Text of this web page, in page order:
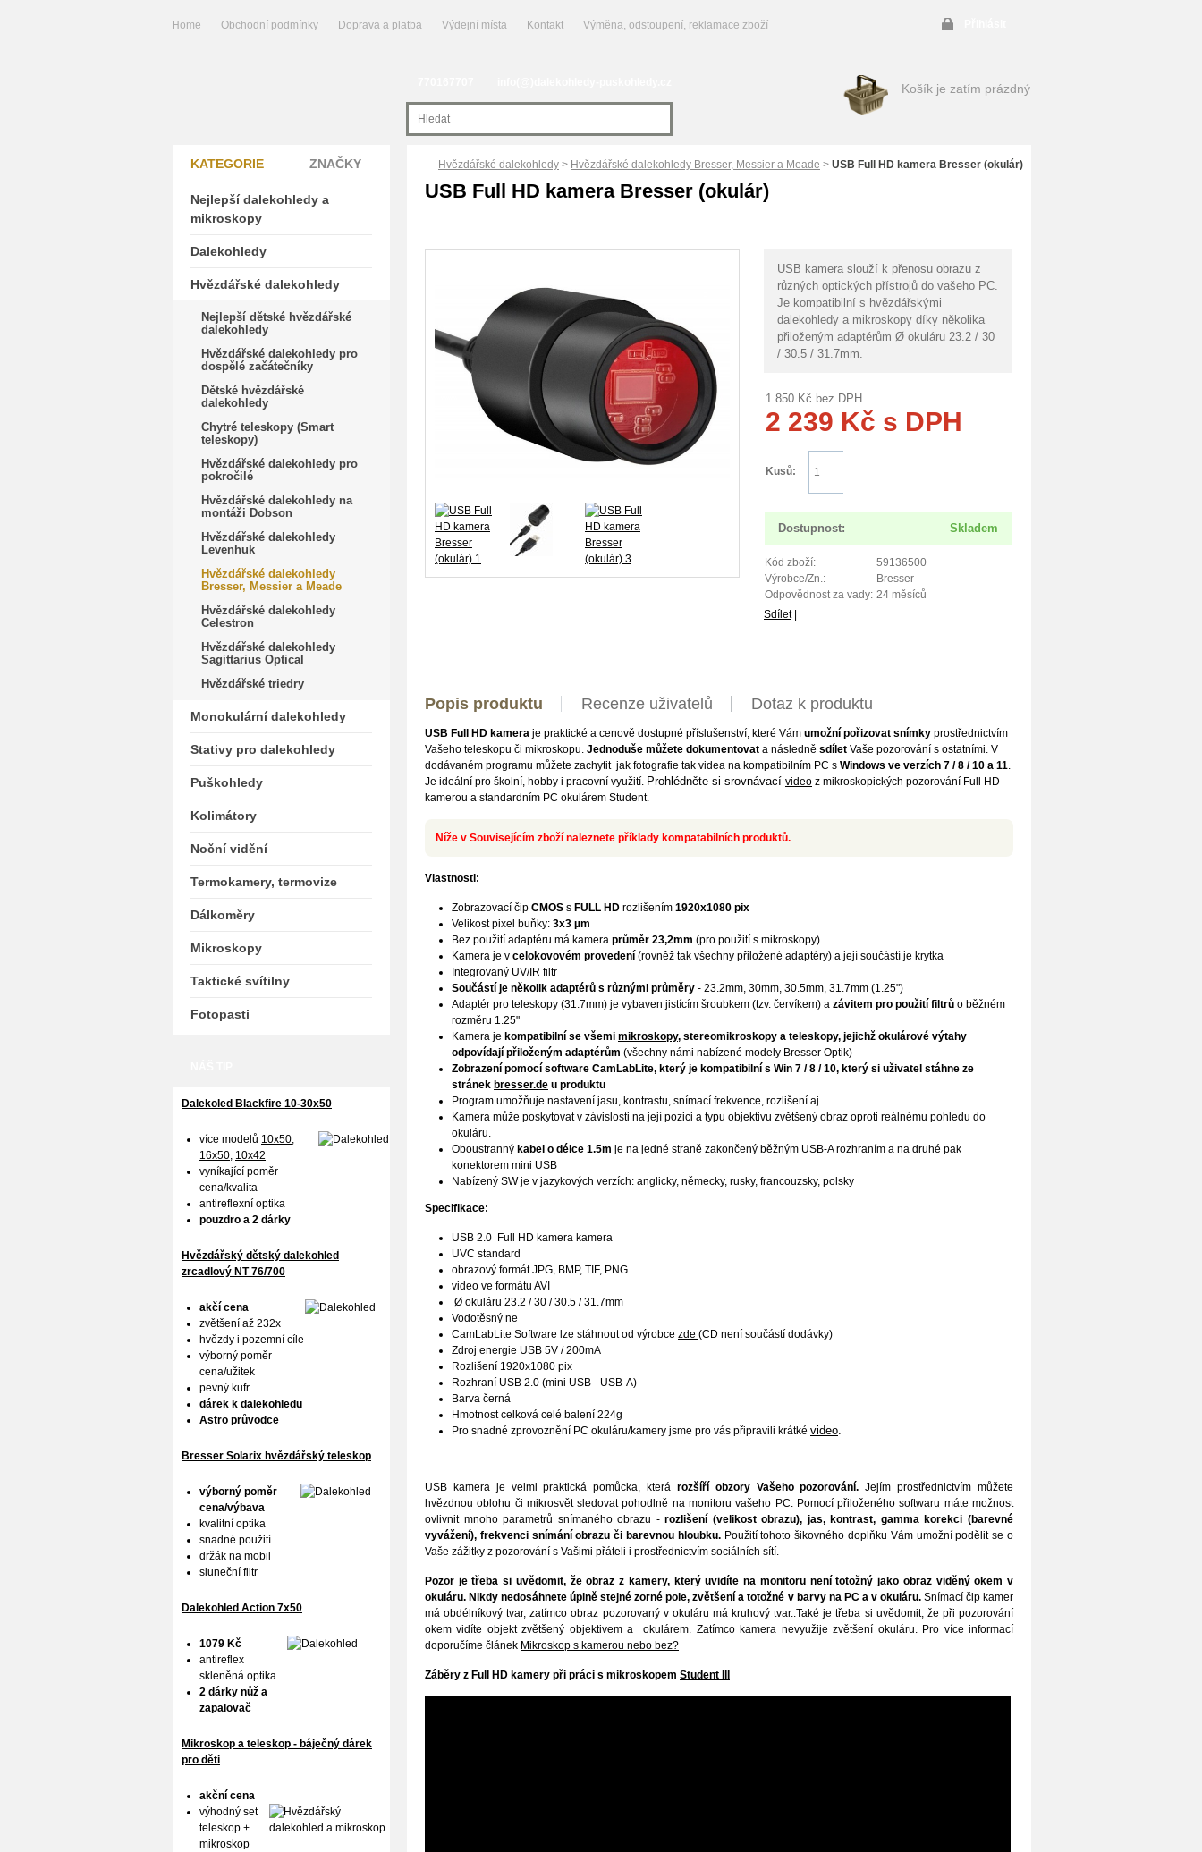
Home Obchodní podmínky Doprava a platba Výdejní místa Kontakt Výměna, odstoupení, reklamace zboží
Košík je zatím prázdný
Hvězdářské dalekohledy > Hvězdářské dalekohledy Bresser, Messier a Meade > USB Full HD kamera Bresser (okulár)
USB Full HD kamera Bresser (okulár)
USB kamera slouží k přenosu obrazu z
různých optických přístrojů do vašeho PC.
Je kompatibilní s hvězdářskými
dalekohledy a mikroskopy díky několika
přiloženým adaptérům Ø okuláru 23.2 / 30
/ 30.5 / 31.7mm.
1 850 Kč bez DPH
2 239 Kč s DPH
Kusů:
Dostupnost: Skladem
Kód zboží:
59136500
Výrobce/Zn.:
Bresser
Odpovědnost za vady: 24 měsíců
Sdílet
Popis produktu Recenze uživatelů Dotaz k produktu
USB Full HD kamera je praktické a cenově dostupné příslušenství, které Vám umožní pořizovat snímky prostřednictvím
Vašeho teleskopu či mikroskopu. Jednoduše můžete dokumentovat a následně sdílet Vaše pozorování s ostatními. V
dodávaném programu můžete zachytit jak fotografie tak videa na kompatibilním PC s Windows ve verzích 7 / 8 / 10 a 11.
Je ideální pro školní, hobby i pracovní využití. Prohlédněte si srovnávací video z mikroskopických pozorování Full HD
kamerou a standardním PC okulárem Student.
Níže v Souvisejícím zboží naleznete příklady kompatabilních produktů.
Vlastnosti:
Zobrazovací čip CMOS s FULL HD rozlišením 1920x1080 pix
Velikost pixel buňky: 3x3 µm
Bez použití adaptéru má kamera průměr 23,2mm (pro použití s mikroskopy)
Kamera je v celokovovém provedení (rovněž tak všechny přiložené adaptéry) a její součástí je krytka
Integrovaný UV/IR filtr
Součástí je několik adaptérů s různými průměry - 23.2mm, 30mm, 30.5mm, 31.7mm (1.25")
Adaptér pro teleskopy (31.7mm) je vybaven jistícím šroubkem (tzv. červíkem) a závitem pro použití filtrů o běžném
rozměru 1.25"
Kamera je kompatibilní se všemi mikroskopy, stereomikroskopy a teleskopy, jejichž okulárové výtahy
odpovídají přiloženým adaptérům (všechny námi nabízené modely Bresser Optik)
Zobrazení pomocí software CamLabLite, který je kompatibilní s Win 7 / 8 / 10, který si uživatel stáhne ze
stránek bresser.de u produktu
Program umožňuje nastavení jasu, kontrastu, snímací frekvence, rozlišení aj.
Kamera může poskytovat v závislosti na její pozici a typu objektivu zvětšený obraz oproti reálnému pohledu do
okuláru.
Oboustranný kabel o délce 1.5m je na jedné straně zakončený běžným USB-A rozhraním a na druhé pak
konektorem mini USB
Nabízený SW je v jazykových verzích: anglicky, německy, rusky, francouzsky, polsky
Specifikace:
USB 2.0 Full HD kamera kamera
UVC standard
obrazový formát JPG, BMP, TIF, PNG
video ve formátu AVI
Ø okuláru 23.2 / 30 / 30.5 / 31.7mm
Vodotěsný ne
CamLabLite Software lze stáhnout od výrobce zde (CD není součástí dodávky)
Zdroj energie USB 5V / 200mA
Rozlišení 1920x1080 pix
Rozhraní USB 2.0 (mini USB - USB-A)
Barva černá
Hmotnost celková celé balení 224g
Pro snadné zprovoznění PC okuláru/kamery jsme pro vás připravili krátké video.
USB kamera je velmi praktická pomůcka, která rozšíří obzory Vašeho pozorování. Jejím prostřednictvím můžete
hvězdnou oblohu či mikrosvět sledovat pohodlně na monitoru vašeho PC. Pomocí přiloženého softwaru máte možnost
ovlivnit mnoho parametrů snímaného obrazu -rozlišení (velikost obrazu), jas, kontrast, gamma korekci (barevné
vyvážení), frekvenci snímání obrazu či barevnou hloubku.Použití tohoto šikovného doplňku Vám umožní podělit se o
Vaše zážitky z pozorování s Vašimi přáteli i prostřednictvím sociálních sítí.
Pozor je třeba si uvědomit, že obraz z kamery, který uvidíte na monitoru není totožný jako obraz viděný okem v
okuláru. Nikdy nedosáhnete úplně stejné zorné pole, zvětšení a totožné v barvy na PC a v okuláru. Snímací čip kamer
má obdélníkový tvar, zatímco obraz pozorovaný v okuláru má kruhový tvar..Také je třeba si uvědomit, že při pozorování
okem vidíte objekt zvětšený objektivem a okulárem. Zatímco kamera nevyužije zvětšení okuláru. Pro více informací
doporučíme článek Mikroskop s kamerou nebo bez?
Záběry z Full HD kamery při práci s mikroskopem Student III
KATEGORIE ZNAČKY
Nejlepší dalekohledy a
mikroskopy
Dalekohledy
Hvězdářské dalekohledy
Nejlepší dětské hvězdářské
dalekohledy
Hvězdářské dalekohledy pro
dospělé začátečníky
Dětské hvězdářské
dalekohledy
Chytré teleskopy (Smart
teleskopy)
Hvězdářské dalekohledy pro
pokročilé
Hvězdářské dalekohledy na
montáži Dobson
Hvězdářské dalekohledy
Levenhuk
Hvězdářské dalekohledy
Bresser, Messier a Meade
Hvězdářské dalekohledy
Celestron
Hvězdářské dalekohledy
Sagittarius Optical
Hvězdářské triedry
Monokulární dalekohledy
Stativy pro dalekohledy
Puškohledy
Kolimátory
Noční vidění
Termokamery, termovize
Dálkoměry
Mikroskopy
Taktické svítilny
Fotopasti
Dalekoled Blackfire 10-30x50
více modelů 10x50,
16x50, 10x42
vyníkající poměr
cena/kvalita
antireflexní optika
pouzdro a 2 dárky
Hvězdářský dětský dalekohled
zrcadlový NT 76/700
akčí cena
zvětšení až 232x
hvězdy i pozemní cíle
výborný poměr
cena/užitek
pevný kufr
dárek k dalekohledu
Astro průvodce
Bresser Solarix hvězdářský teleskop
výborný poměr
cena/výbava
kvalitní optika
snadné použití
držák na mobil
sluneční filtr
Dalekohled Action 7x50
1079 Kč
antireflex
skleněná optika
2 dárky nůž a
zapalovač
Mikroskop a teleskop - báječný dárek
pro děti
akční cena
výhodný set
teleskop +
mikroskop